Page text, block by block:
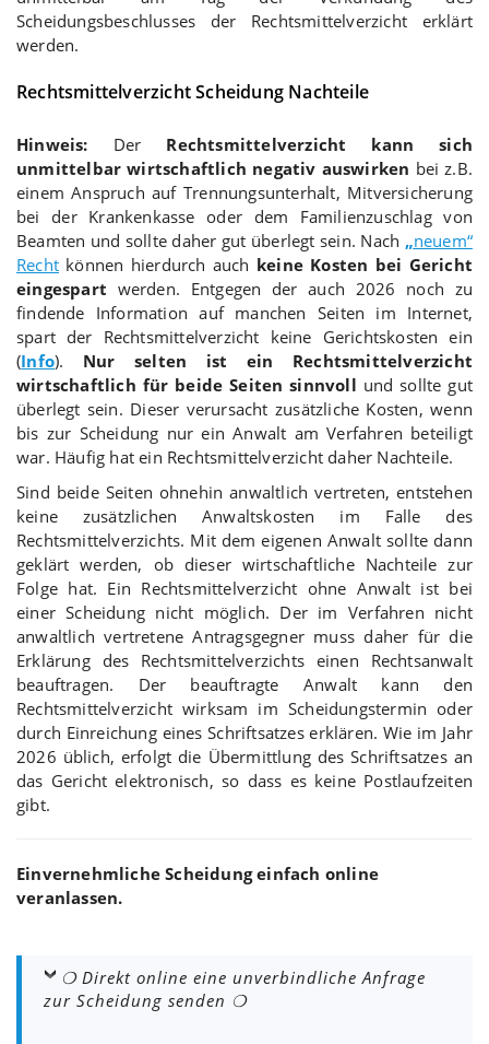
Scheidungsbeschlusses der Rechtsmittelverzicht erklärt
werden.
Rechtsmittelverzicht Scheidung Nachteile
Hinweis: Der Rechtsmittelverzicht kann sich
unmittelbar wirtschaftlich negativ auswirken bei z.B.
einem Anspruch auf Trennungsunterhalt, Mitversicherung
bei der Krankenkasse oder dem Familienzuschlag von
Beamten und sollte daher gut überlegt sein. Nach „neuem“
Recht können hierdurch auch keine Kosten bei Gericht
eingespart werden. Entgegen der auch 2026 noch zu
findende Information auf manchen Seiten im Internet,
spart der Rechtsmittelverzicht keine Gerichtskosten ein
(Info). Nur selten ist ein Rechtsmittelverzicht
wirtschaftlich für beide Seiten sinnvoll und sollte gut
überlegt sein. Dieser verursacht zusätzliche Kosten, wenn
bis zur Scheidung nur ein Anwalt am Verfahren beteiligt
war. Häufig hat ein Rechtsmittelverzicht daher Nachteile.
Sind beide Seiten ohnehin anwaltlich vertreten, entstehen
keine zusätzlichen Anwaltskosten im Falle des
Rechtsmittelverzichts. Mit dem eigenen Anwalt sollte dann
geklärt werden, ob dieser wirtschaftliche Nachteile zur
Folge hat. Ein Rechtsmittelverzicht ohne Anwalt ist bei
einer Scheidung nicht möglich. Der im Verfahren nicht
anwaltlich vertretene Antragsgegner muss daher für die
Erklärung des Rechtsmittelverzichts einen Rechtsanwalt
beauftragen. Der beauftragte Anwalt kann den
Rechtsmittelverzicht wirksam im Scheidungstermin oder
durch Einreichung eines Schriftsatzes erklären. Wie im Jahr
2026 üblich, erfolgt die Übermittlung des Schriftsatzes an
das Gericht elektronisch, so dass es keine Postlaufzeiten
gibt.
Einvernehmliche Scheidung einfach online
veranlassen.
❍ Direkt online eine unverbindliche Anfrage
zur Scheidung senden ❍